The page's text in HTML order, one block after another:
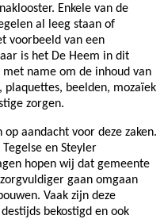
Enkele van de
al leeg staan of
voorbeeld van een
is het De Heem in dit
name om de inhoud van
plaquettes, beelden, mozaïek
zorgen.
aandacht voor deze zaken.
en Steyler
hopen wij dat gemeente
gaan omgaan
Vaak zijn deze
bekostigd en ook